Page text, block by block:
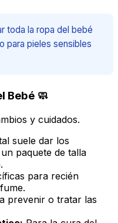
toda la ropa del bebé
para pieles sensibles
Bebé 🧼
y cuidados.
suele dar los
paquete de talla
para recién
prevenir o tratar las